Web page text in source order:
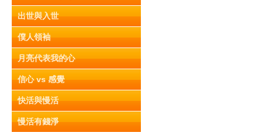
出世與入世
僕人領袖
月亮代表我的心
信心 vs 感覺
快活與慢活
慢活有錢淨